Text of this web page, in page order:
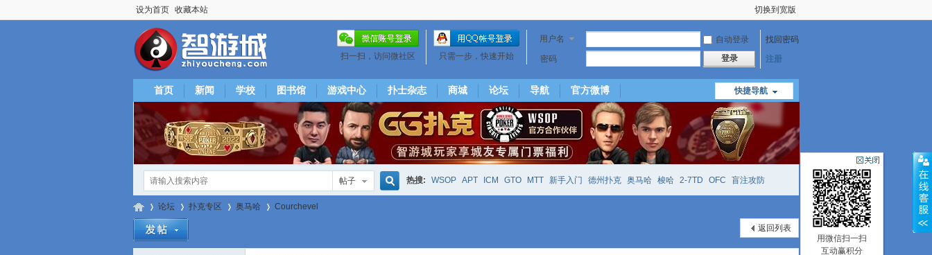
设为首页 收藏本站 切换到宽版
用户名 自动登录
找回密码
密码
登录 注册
只需一步，快速开始
扫一扫，访问微社区
快捷导航
首页 新闻 学校 图书馆 游戏中心 扑士杂志 商城 论坛 导航 官方微博
帖子 热搜: WSOP APT ICM GTO MTT 新手入门 德州扑克 奥马哈 梭哈 2-7TD OFC 盲注攻防
论坛 扑克专区 奥马哈 Courchevel
返回列表
用微信扫一扫
互动赢积分